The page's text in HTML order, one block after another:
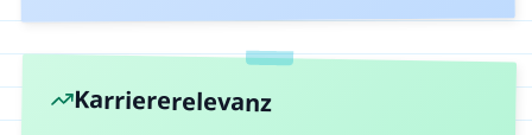
Karriererelevanz